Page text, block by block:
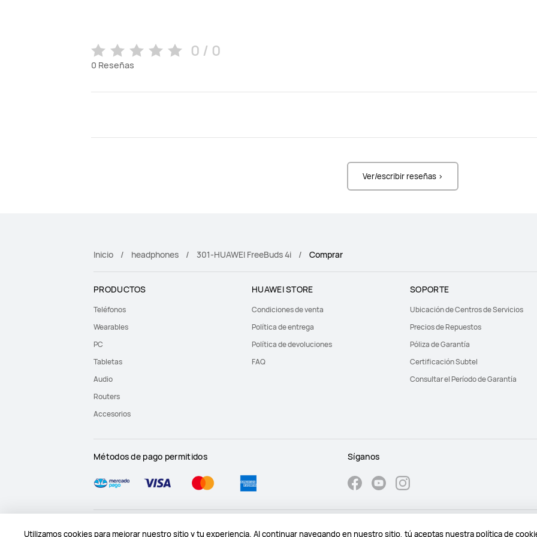
Utilizamos cookies para mejorar nuestro sitio y tu experiencia. Al continuar navegando en nuestro sitio, tú aceptas nuestra política de
0 / 0
0 Reseñas
Ver/escribir reseñas >
Inicio headphones 301-HUAWEI FreeBuds 4i Comprar
PRODUCTOS
Teléfonos
Wearables
PC
Tabletas
Audio
Routers
Accesorios
HUAWEI STORE
Condiciones de venta
Política de entrega
Política de devoluciones
FAQ
SOPORTE
Ubicación de Centros de Servicios
Precios de Repuestos
Póliza de Garantía
Certificación Subtel
Consultar el Período de Garantía
Métodos de pago permitidos Síganos